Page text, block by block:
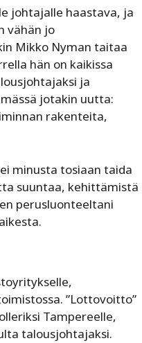
johtajalle haastava, ja
vähän jo
Mikko Nyman taitaa
hän on kaikissa
ja
jotakin uutta:
rakenteita,
minusta tosiaan taida
suuntaa, kehittämistä
perusluonteeltani
”Lottovoitto”
Tampereelle,
talousjohtajaksi.